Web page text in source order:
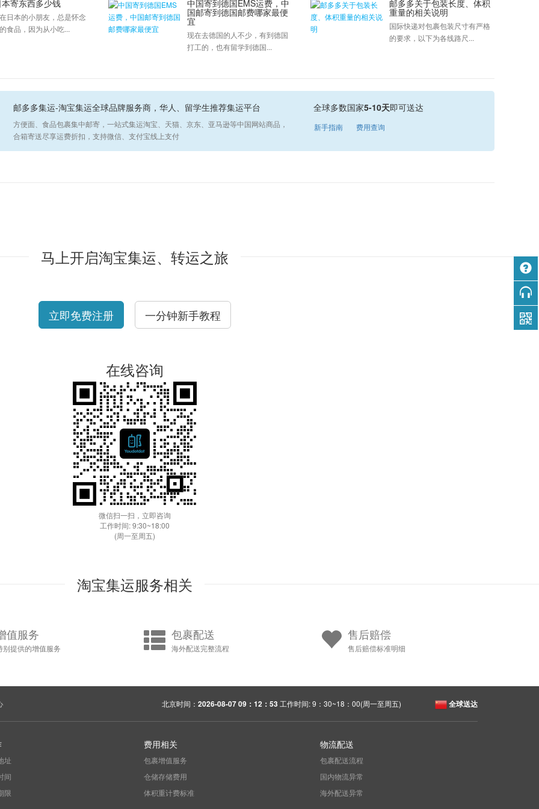
寄东西多少钱
日本的小朋友，总是怀念
食品，因为从小吃...
中国寄到德国EMS运费，中
国邮寄到德国邮费哪家最便
宜
现在去德国的人不少，有到德国
打工的，也有留学到德国...
邮多多关于包装长度、体积
重量的相关说明
国际快递对包裹包装尺寸有严格
的要求，以下为各线路尺...
邮多多集运-淘宝集运全球品牌服务商，华人、留学生推荐集运平台
方便面、食品包裹集中邮寄，一站式集运淘宝、天猫、京东、亚马逊等中国网站商品，
合箱寄送尽享运费折扣，支持微信、支付宝线上支付
全球多数国家5-10天即可送达
新手指南 费用查询
马上开启淘宝集运、转运之旅
立即免费注册 一分钟新手教程
在线咨询
微信扫一扫，立即咨询
工作时间: 9:30~18:00
(周一至周五)
淘宝集运服务相关
值服务
别提供的增值服务
包裹配送
海外配送完整流程
售后赔偿
售后赔偿标准明细
北京时间： 2026-08-07 09：12：53 工作时间: 9：30~18：00(周一至周五) 全球送达
址
间
限
费用相关
包裹增值服务
仓储存储费用
体积重计费标准
物流配送
包裹配送流程
国内物流异常
海外配送异常